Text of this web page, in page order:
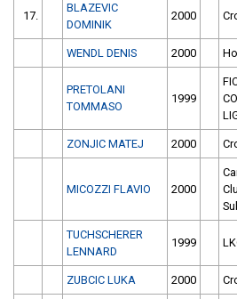
17.
BLAZEVIC
DOMINIK
2000
WENDL DENIS 2000
PRETOLANI
TOMMASO
1999
ZONJIC MATEJ 2000
MICOZZI FLAVIO 2000
TUCHSCHERER
LENNARD
1999
ZUBCIC LUKA 2000